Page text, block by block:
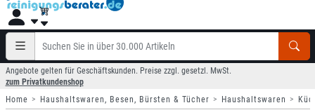
Angebote gelten für Geschäftskunden. Preise zzgl. gesetzl. MwSt.
zum Privatkundenshop
Home
Haushaltswaren, Besen, Bürsten & Tücher Haushaltswaren